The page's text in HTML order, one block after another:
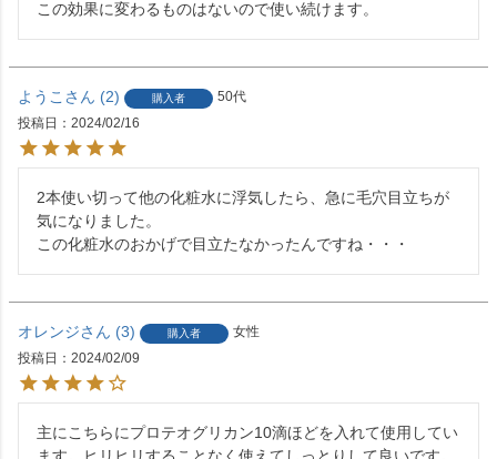
この効果に変わるものはないので使い続けます。
ようこ 2 購入者
50代
投稿日
2024/02/16
2本使い切って他の化粧水に浮気したら、急に毛穴目立ちが
気になりました。
この化粧水のおかげで目立たなかったんですね・・・
オレンジ 3 購入者
女性
投稿日
2024/02/09
主にこちらにプロテオグリカン10滴ほどを入れて使用してい